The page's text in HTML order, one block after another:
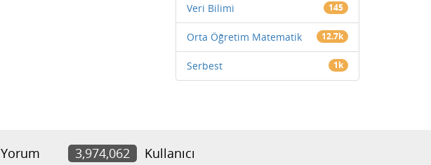
Veri Bilimi 145
Orta Öğretim Matematik 12.7k
Serbest 1k
Yorum 3,974,062 Kullanıcı